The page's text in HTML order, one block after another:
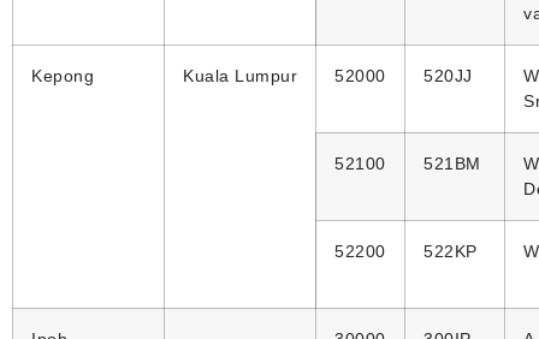
Kepong Kuala Lumpur 52000 520JJ
52100 521BM
52200 522KP